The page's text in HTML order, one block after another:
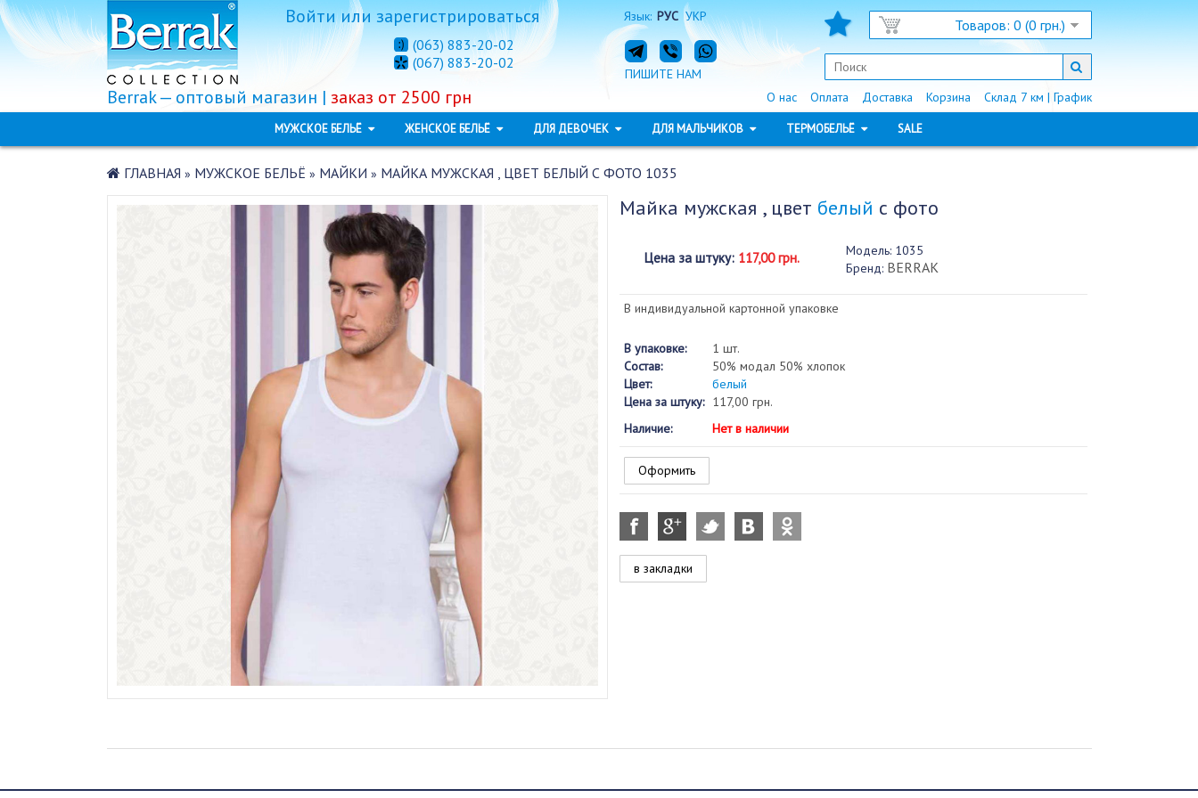
Язык: РУС УКР Товаров: 0 (0 грн.)
Войтиилизарегистрироваться
(063) 883-20-02
(067) 883-20-02
ПИШИТЕ НАМ
Склад 7 км | График
Корзина
Доставка
Оплата
О нас
Berrak — оптовый магазин | заказ от 2500 грн
МУЖСКОЕ БЕЛЬЁ ЖЕНСКОЕ БЕЛЬЁ ДЛЯ ДЕВОЧЕК ДЛЯ МАЛЬЧИКОВ ТЕРМОБЕЛЬЁ SALE
ГЛАВНАЯ » МУЖСКОЕ БЕЛЬЁ » МАЙКИ » МАЙКА МУЖСКАЯ , ЦВЕТ БЕЛЫЙ С ФОТО 1035
Майка мужская , цвет белый с фото
Цена за штуку: 117,00 грн. Модель:1035
Бренд: BERRAK
В индивидуальной картонной упаковке
В упаковке:
1 шт.
Состав:
50% модал 50% хлопок
Цвет:
белый
Цена за штуку: 117,00 грн.
Наличие:
Нет в наличии
Оформить
в закладки